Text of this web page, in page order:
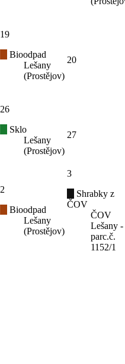
19
Bioodpad
Lešany
(Prostějov)
20
26
Sklo
Lešany
(Prostějov)
27
2
Bioodpad
Lešany
(Prostějov)
3
Shrabky z
ČOV
ČOV
Lešany -
parc.č.
1152/1